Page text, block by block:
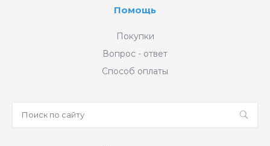
Помощь
Покупки
Вопрос - ответ
Способ оплаты